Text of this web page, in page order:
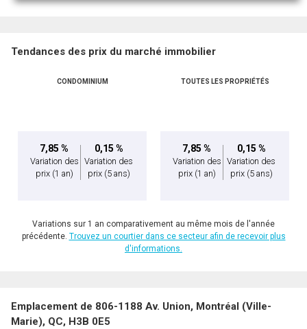
Tendances des prix du marché immobilier
CONDOMINIUM
7,85 %
Variation des
prix (1 an)
0,15 %
Variation des
prix (5 ans)
TOUTES LES PROPRIÉTÉS
7,85 %
Variation des
prix (1 an)
0,15 %
Variation des
prix (5 ans)
Variations sur 1 an comparativement au même mois de l'année
précédente. Trouvez un courtier dans ce secteur afin de recevoir plus
d'informations.
Emplacement de 806-1188 Av. Union, Montréal (Ville-
Marie), QC, H3B 0E5